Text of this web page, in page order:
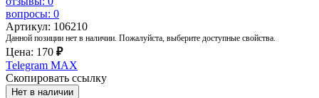
вопросы: 0
Артикул: 106210
Данной позиции нет в наличии. Пожалуйста, выберите доступные свойства.
Цена: 170 ₽
Telegram MAX
Скопировать ссылку
Нет в наличии